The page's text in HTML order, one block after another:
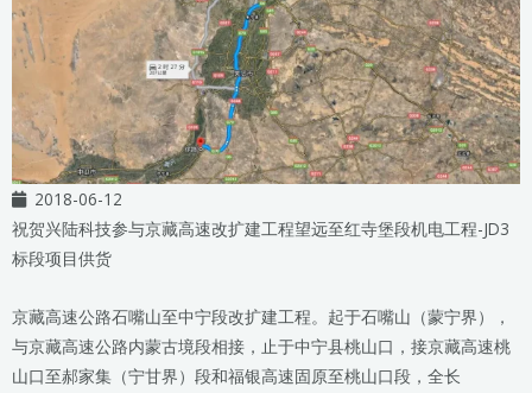
2018-06-12
祝贺兴陆科技参与京藏高速改扩建工程望远至红寺堡段机电工程-JD3
标段项目供货
京藏高速公路石嘴山至中宁段改扩建工程。起于石嘴山（蒙宁界），
与京藏高速公路内蒙古境段相接，止于中宁县桃山口，接京藏高速桃
山口至郝家集（宁甘界）段和福银高速固原至桃山口段，全长